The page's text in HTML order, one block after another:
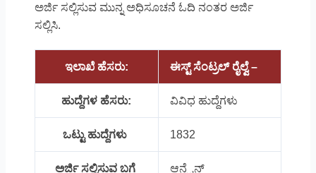
ಅರ್ಜಿ ಸಲ್ಲಿಸುವ ಮುನ್ನ ಅಧಿಸೂಚನೆ ಓದಿ ನಂತರ ಅರ್ಜಿ
ಸಲ್ಲಿಸಿ.
ಇಲಾಖೆ ಹೆಸರು: ಈಸ್ಟ್ ಸೆಂಟ್ರಲ್ ರೈಲ್ವೆ –
ಹುದ್ದೆಗಳ ಹೆಸರು: ವಿವಿಧ ಹುದ್ದೆಗಳು
ಒಟ್ಟು ಹುದ್ದೆಗಳು 1832
ಅರ್ಜಿ ಸಲ್ಲಿಸುವ ಬಗೆ ಆನ್ಲೈನ್